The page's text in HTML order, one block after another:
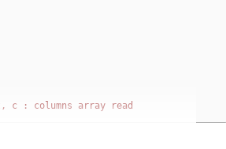
: columns array read